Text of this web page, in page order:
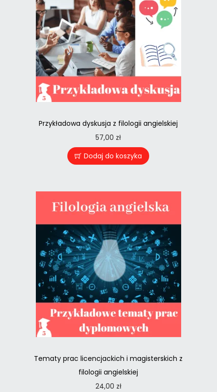
Przykładowa dyskusja z filologii angielskiej
57,00 zł
Dodaj do koszyka
Tematy prac licencjackich i magisterskich z
filologii angielskiej
24,00 zł